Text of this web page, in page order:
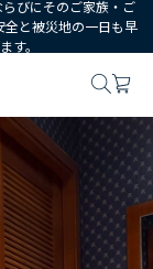
びにそのご家族・ご
と被災地の一日も早
す。